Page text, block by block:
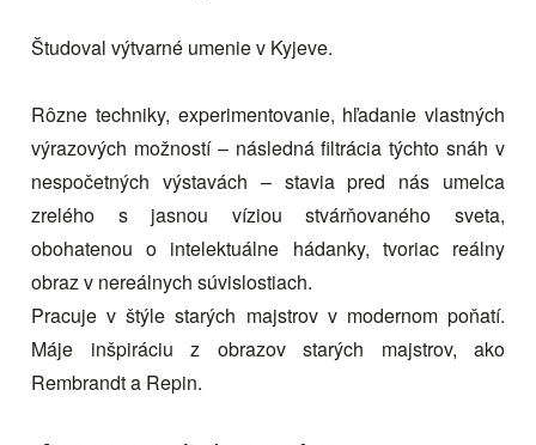
Študoval výtvarné umenie v Kyjeve.
Rôzne techniky, experimentovanie, hľadanie vlastných
výrazových možností – následná filtrácia týchto snáh v
nespočetných výstavách – stavia pred nás umelca
zrelého s jasnou víziou stvárňovaného sveta,
obohatenou o intelektuálne hádanky, tvoriac reálny
obraz v nereálnych súvislostiach.
Pracuje v štýle starých majstrov v modernom poňatí.
Máje inšpiráciu z obrazov starých majstrov, ako
Rembrandt a Repin.